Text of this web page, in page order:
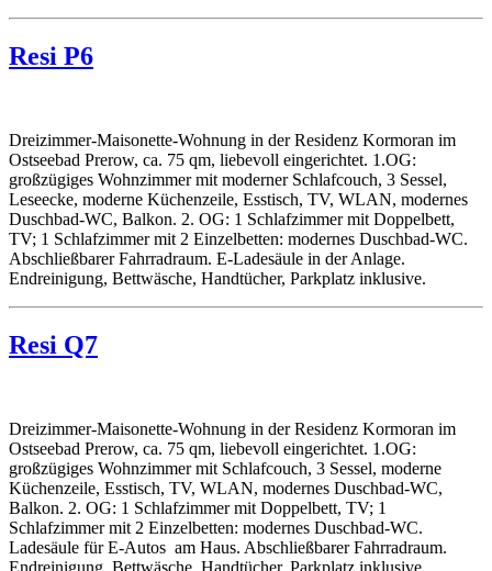
Resi P6
Dreizimmer-Maisonette-Wohnung in der Residenz Kormoran im
Ostseebad Prerow, ca. 75 qm, liebevoll eingerichtet. 1.OG:
großzügiges Wohnzimmer mit moderner Schlafcouch, 3 Sessel,
Leseecke, moderne Küchenzeile, Esstisch, TV, WLAN, modernes
Duschbad-WC, Balkon. 2. OG: 1 Schlafzimmer mit Doppelbett,
TV; 1 Schlafzimmer mit 2 Einzelbetten: modernes Duschbad-WC.
Abschließbarer Fahrradraum. E-Ladesäule in der Anlage.
Endreinigung, Bettwäsche, Handtücher, Parkplatz inklusive.
Resi Q7
Dreizimmer-Maisonette-Wohnung in der Residenz Kormoran im
Ostseebad Prerow, ca. 75 qm, liebevoll eingerichtet. 1.OG:
großzügiges Wohnzimmer mit Schlafcouch, 3 Sessel, moderne
Küchenzeile, Esstisch, TV, WLAN, modernes Duschbad-WC,
Balkon. 2. OG: 1 Schlafzimmer mit Doppelbett, TV; 1
Schlafzimmer mit 2 Einzelbetten: modernes Duschbad-WC.
Ladesäule für E-Autos am Haus. Abschließbarer Fahrradraum.
Endreinigung, Bettwäsche, Handtücher, Parkplatz inklusive.